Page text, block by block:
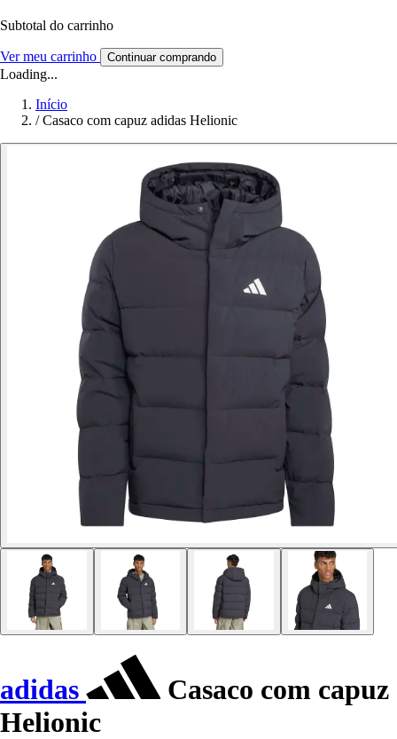
Subtotal do carrinho
Ver meu carrinho Continuar comprando
Loading...
Início
/ Casaco com capuz adidas Helionic
adidas
Casaco com capuz
Helionic